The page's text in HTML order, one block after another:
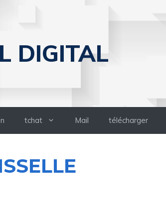
DIGITAL
tchat Mail télécharger